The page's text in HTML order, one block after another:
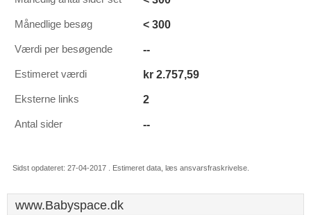
Månedlige besøg < 300
Værdi per besøgende --
Estimeret værdi kr 2.757,59
Eksterne links 2
Antal sider --
Sidst opdateret: 27-04-2017 . Estimeret data, læs ansvarsfraskrivelse.
www.Babyspace.dk